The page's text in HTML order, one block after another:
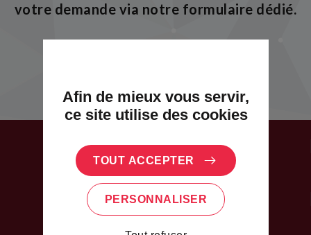
votre demande via notre formulaire dédié.
RESTAURANTS
COMMERCES
Afin de mieux vous servir,
ce site utilise des cookies
TOUT ACCEPTER
PERSONNALISER